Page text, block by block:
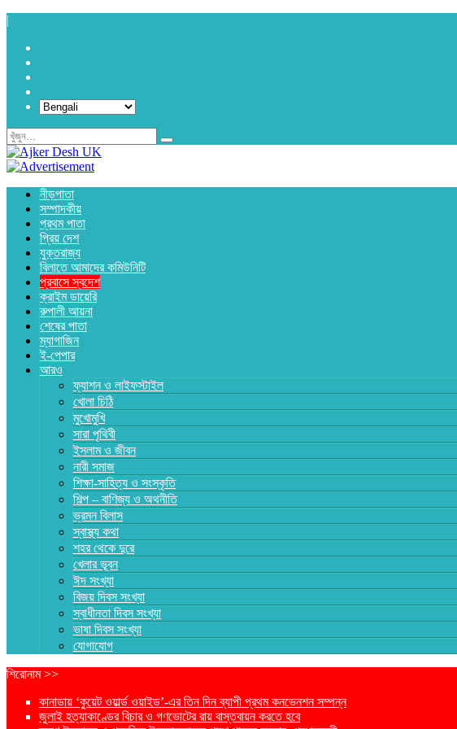
|
নীড়পাতা
সম্পাদকীয়
প্রথম পাতা
প্রিয় দেশ
যুক্তরাজ্য
বিলাতে আমাদের কমিউনিটি
প্রবাসে স্বদেশ
ক্রাইম ডায়েরি
রুপালী আয়না
শেষের পাতা
ম্যাগাজিন
ই-পেপার
আরও
ফ্যাশন ও লাইফস্টাইল
খোলা চিঠি
মুখোমুখি
সারা পৃথিবী
ইসলাম ও জীবন
নারী সমাজ
শিক্ষা-সাহিত্য ও সংস্কৃতি
শিল্প – বাণিজ্য ও অথনীতি
ভ্রমন বিলাস
স্বাস্থ্য কথা
শহর থেকে দুরে
খেলার ভূবন
ঈদ সংখ্যা
বিজয় দিবস সংখ্যা
স্বাধীনতা দিবস সংখ্যা
ভাষা দিবস সংখ্যা
যোগাযোগ
শিরোনাম >>
কানাডায় ‘কুয়েট ওয়ার্ল্ড ওয়াইড’-এর তিন দিন ব্যাপী প্রথম কনভেনশন সম্পন্ন
জুলাই হত্যাকাণ্ডের বিচার ও গণভোটের রায় বাস্তবায়ন করতে হবে